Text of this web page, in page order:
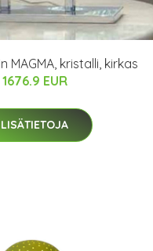
MAGMA, kristalli, kirkas
1676.9 EUR
LISÄTIETOJA